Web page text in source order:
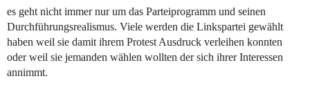
es geht nicht immer nur um das Parteiprogramm und seinen
Durchführungsrealismus. Viele werden die Linkspartei gewählt
haben weil sie damit ihrem Protest Ausdruck verleihen konnten
oder weil sie jemanden wählen wollten der sich ihrer Interessen
annimmt.